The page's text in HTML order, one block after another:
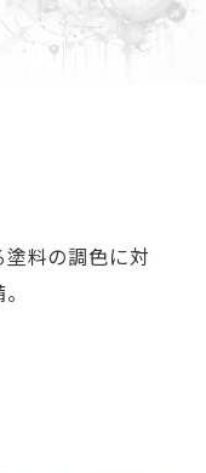
料の調色に対